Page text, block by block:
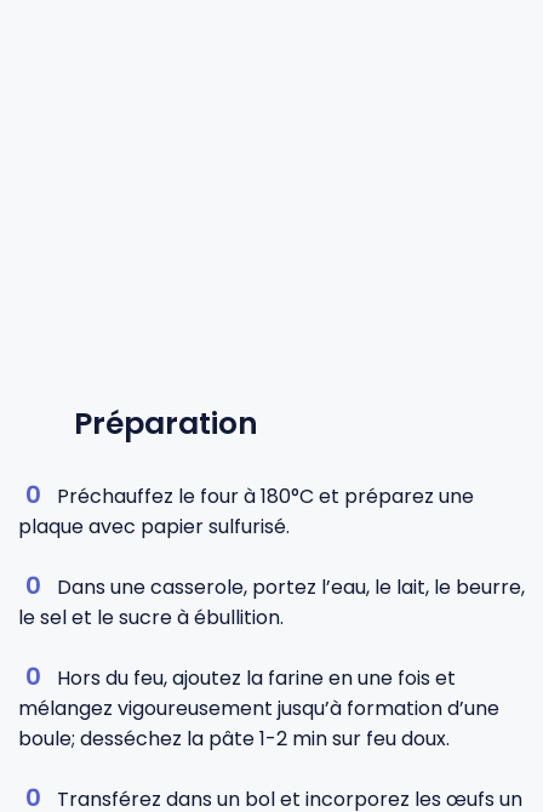
Préparation
Préchauffez le four à 180°C et préparez une
plaque avec papier sulfurisé.
Dans une casserole, portez l’eau, le lait, le beurre,
le sel et le sucre à ébullition.
Hors du feu, ajoutez la farine en une fois et
mélangez vigoureusement jusqu’à formation d’une
boule; desséchez la pâte 1-2 min sur feu doux.
Transférez dans un bol et incorporez les œufs un